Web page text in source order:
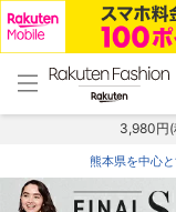
menu home
トップ
3,980円(
熊本県を中心